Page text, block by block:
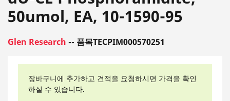
50umol, EA, 10-1590-95
Glen Research -- 품목TECPIM000570251
장바구니에 추가하고 견적을 요청하시면 가격을 확인
하실 수 있습니다.